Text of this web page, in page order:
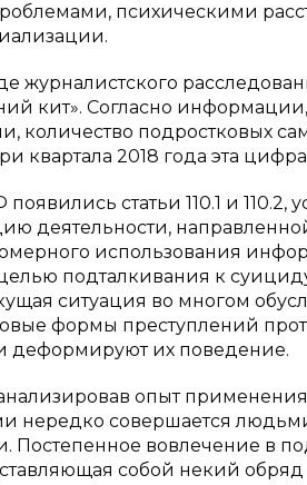
психическими
журналистского
кит». Согласно
подростковых
квартала 2018 года эта цифра
статьи 110.1 и 110.2,
деятельности,
использования
подталкивания к
ситуация во многом
формы преступлений
деформируют их поведение.
опыт
нередко совершается
Постепенное вовлечение в
собой некий